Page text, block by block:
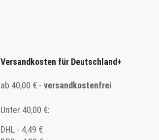
Versandkosten für Deutschland+
ab 40,00 € - versandkostenfrei
Unter 40,00 €:
DHL - 4,49 €